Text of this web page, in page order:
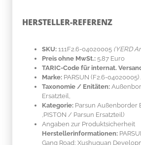
HERSTELLER-REFERENZ
SKU: 111F2.6-04020005 (YERD
Preis ohne MwSt.: 5.87 Euro
TARIC-Code für internat.
Marke: PARSUN (F2.6-04020005)
Taxonomie / Enitäten:
Ersatzteil,
Kategorie: Parsun Außenborder
,PISTON / Parsun Ersatzteil)
Angaben zur Produktsicherheit
Herstellerinformationen:
Gang Road; Xushuguan